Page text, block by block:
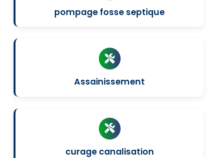
pompage fosse septique
Assainissement
curage canalisation